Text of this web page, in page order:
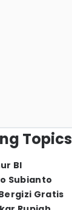
Topics
BI
Subianto
Gratis